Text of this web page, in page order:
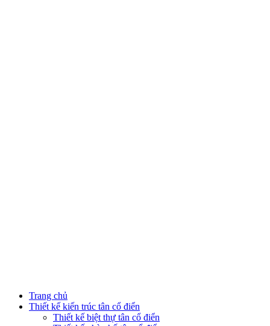
Trang chủ
Thiết kế kiến trúc tân cổ điển
Thiết kế biệt thự tân cổ điển